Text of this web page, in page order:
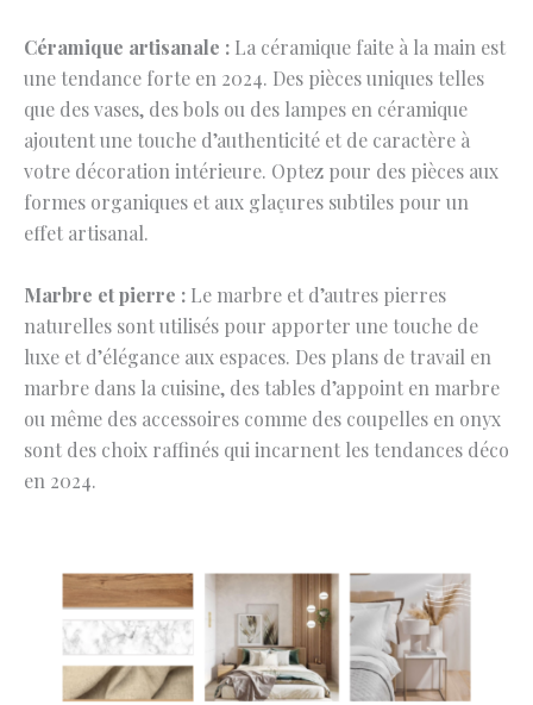
Céramique artisanale : La céramique faite à la main est
une tendance forte en 2024. Des pièces uniques telles
que des vases, des bols ou des lampes en céramique
ajoutent une touche d’authenticité et de caractère à
votre décoration intérieure. Optez pour des pièces aux
formes organiques et aux glaçures subtiles pour un
effet artisanal.
Marbre et pierre : Le marbre et d’autres pierres
naturelles sont utilisés pour apporter une touche de
luxe et d’élégance aux espaces. Des plans de travail en
marbre dans la cuisine, des tables d’appoint en marbre
ou même des accessoires comme des coupelles en onyx
sont des choix raffinés qui incarnent les tendances déco
en 2024.